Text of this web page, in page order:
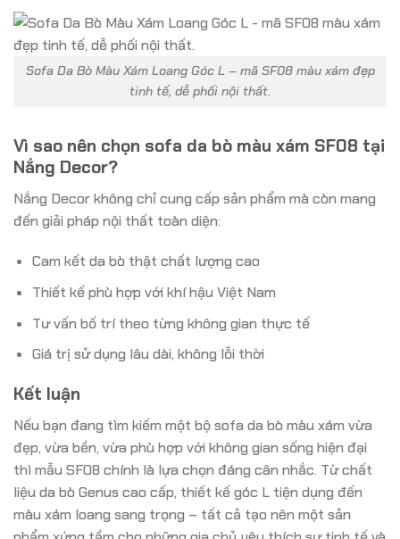
Sofa Da Bò Màu Xám Loang Góc L – mã SF08 màu xám đẹp
tinh tế, dễ phối nội thất.
Vì sao nên chọn sofa da bò màu xám SF08 tại
Nắng Decor?
Nắng Decor không chỉ cung cấp sản phẩm mà còn mang
đến giải pháp nội thất toàn diện:
Cam kết da bò thật chất lượng cao
Thiết kế phù hợp với khí hậu Việt Nam
Tư vấn bố trí theo từng không gian thực tế
Giá trị sử dụng lâu dài, không lỗi thời
Kết luận
Nếu bạn đang tìm kiếm một bộ sofa da bò màu xám vừa
đẹp, vừa bền, vừa phù hợp với không gian sống hiện đại
thì mẫu SF08 chính là lựa chọn đáng cân nhắc. Từ chất
liệu da bò Genus cao cấp, thiết kế góc L tiện dụng đến
màu xám loang sang trọng – tất cả tạo nên một sản